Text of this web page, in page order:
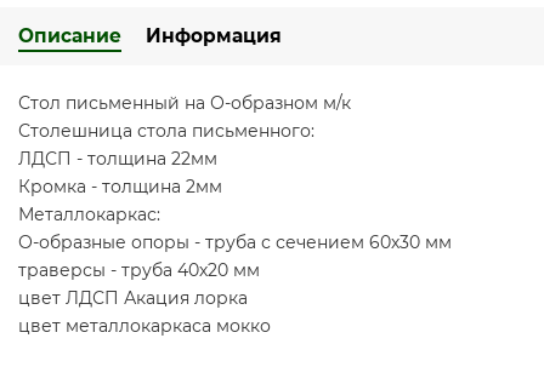
Описание Информация
Стол письменный на О-образном м/к
Столешница стола письменного:
ЛДСП - толщина 22мм
Кромка - толщина 2мм
Металлокаркас:
О-образные опоры - труба с сечением 60х30 мм
траверсы - труба 40х20 мм
цвет ЛДСП Акация лорка
цвет металлокаркаса мокко